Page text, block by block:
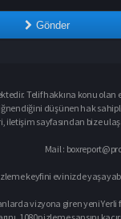
Gönder
Telif hakkına konu olan
düşünen hak
iletişim sayfasından bize
Mail :
keyfini evinizde
vizyona giren yeni Yerli